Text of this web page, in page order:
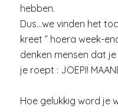
hebben.
Dus…we vinden het
kreet ” hoera week-
denken mensen dat
je roept : JOEPI!
Hoe gelukkig word je